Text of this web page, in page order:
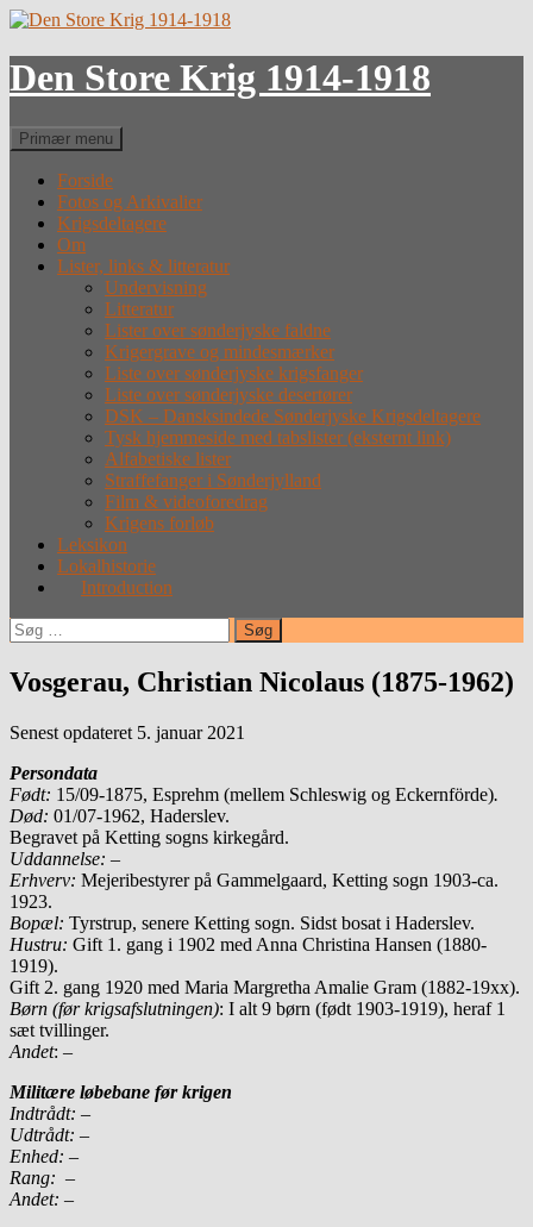
Hop
indhold
Den Store Krig 1914-1918
Søg
Primær menu
Forside
Fotos og Arkivalier
Krigsdeltagere
Om
Lister, links & litteratur
Undervisning
Litteratur
Lister over sønderjyske faldne
Krigergrave og mindesmærker
Liste over sønderjyske krigsfanger
Liste over sønderjyske desertører
DSK – Dansksindede Sønderjyske Krigsdeltagere
Tysk hjemmeside med tabslister (eksternt link)
Alfabetiske lister
Straffefanger i Sønderjylland
Film & videoforedrag
Krigens forløb
Leksikon
Lokalhistorie
Introduction
Søg
efter:
Vosgerau, Christian Nicolaus (1875-1962)
Senest opdateret 5. januar 2021
Persondata
Født: 15/09-1875, Esprehm (mellem Schleswig og Eckernförde).
Død: 01/07-1962, Haderslev.
Begravet på Ketting sogns kirkegård.
Uddannelse: –
Erhverv: Mejeribestyrer på Gammelgaard, Ketting sogn 1903-ca.
1923.
Bopæl: Tyrstrup, senere Ketting sogn. Sidst bosat i Haderslev.
Hustru: Gift 1. gang i 1902 med Anna Christina Hansen (1880-
1919).
Gift 2. gang 1920 med Maria Margretha Amalie Gram (1882-19xx).
Børn (før krigsafslutningen): I alt 9 børn (født 1903-1919), heraf 1
sæt tvillinger.
Andet: –
Militære løbebane før krigen
Indtrådt: –
Udtrådt: –
Enhed: –
Rang: –
Andet: –